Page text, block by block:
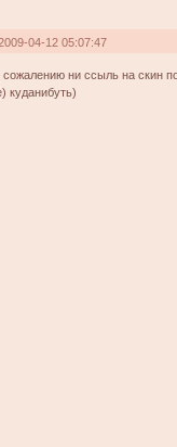
04-12 05:07:47
ни ссыль на скин
куданибуть)